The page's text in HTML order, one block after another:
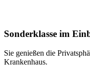
Sonderklasse im
Sie genießen die
Krankenhaus.